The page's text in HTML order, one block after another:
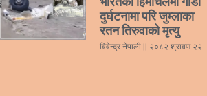
दुर्घटनामा परि जुम्लाका
रतन तिरुवाको मृत्यु
विवेन्द्र नेपाली २०८२ श्रावण २२